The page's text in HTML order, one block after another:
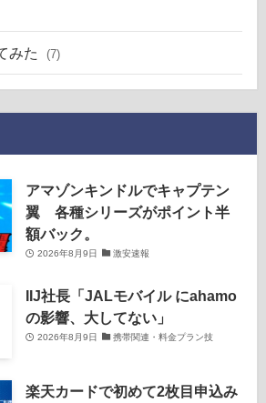
みた (7)
アマゾンキンドルでキャプテン
翼 各種シリーズがポイント半
額バック。
2026年8月9日 激安速報
IIJ社長「JALモバイル にahamo
の影響、大してない」
2026年8月9日 携帯関連・料金プラン技
楽天カードで初めて2枚目申込み